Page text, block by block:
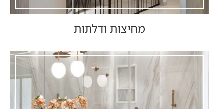
מחיצות ודלתות